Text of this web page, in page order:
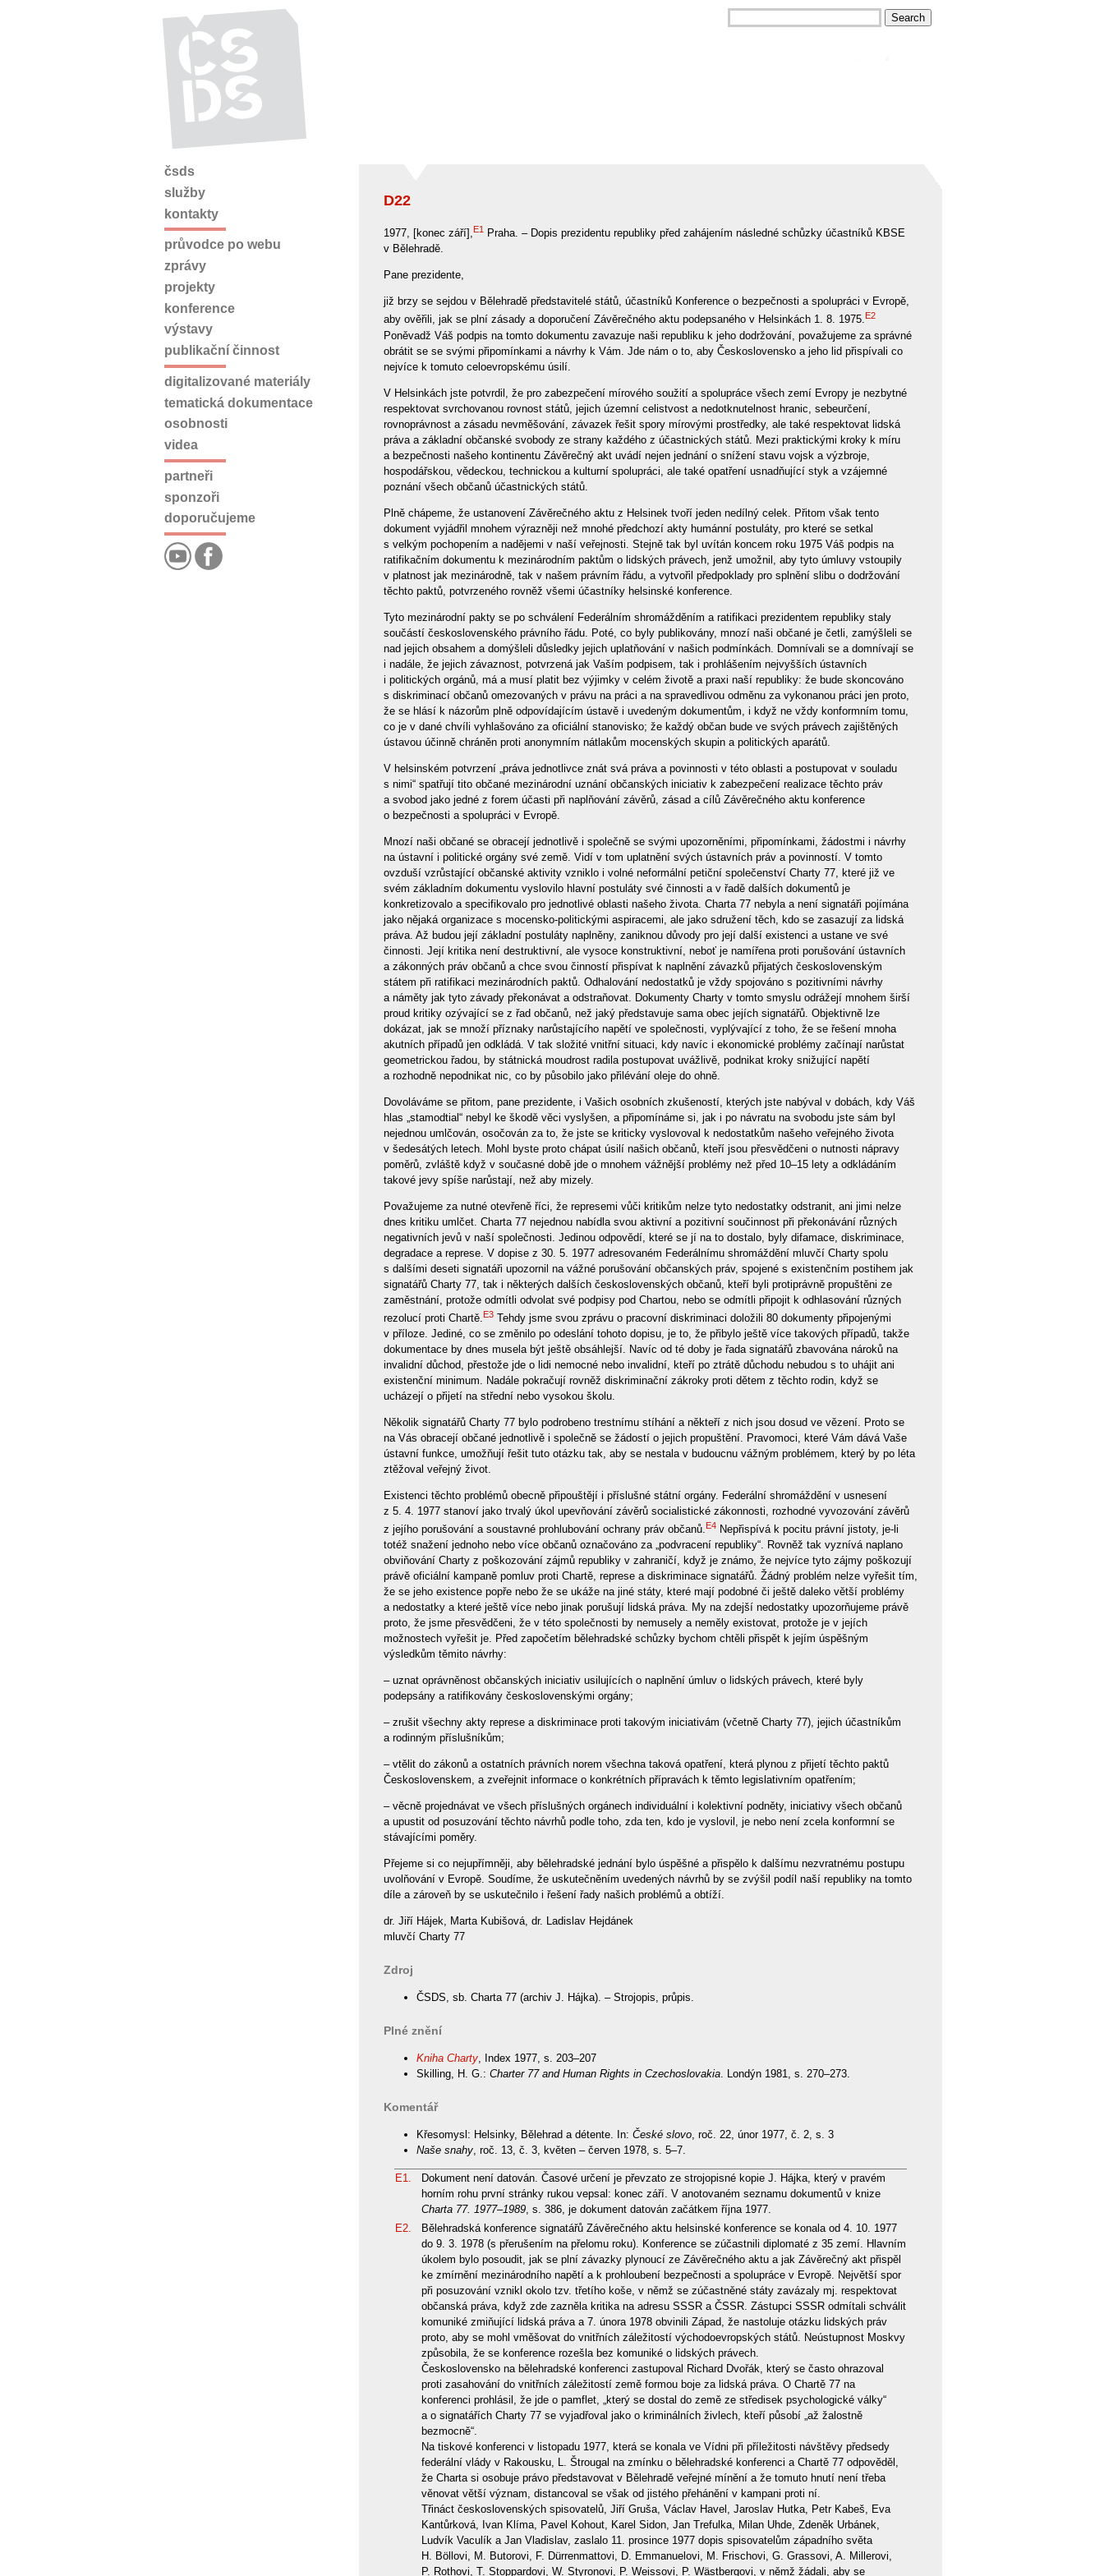
D22
1977, [konec září],E1
Praha. – Dopis prezidentu republiky před zahájením následné schůzky účastníků KBSE
v Bělehradě.
Pane prezidente,
již brzy se sejdou v Bělehradě představitelé států, účastníků Konference o bezpečnosti a spolupráci v Evropě,
aby ověřili, jak se plní zásady a doporučení Závěrečného aktu podepsaného v Helsinkách 1. 8. 1975. E2
Poněvadž Váš podpis na tomto dokumentu zavazuje naši republiku k jeho dodržování, považujeme za správné
obrátit se se svými připomínkami a návrhy k Vám. Jde nám o to, aby Československo a jeho lid přispívali co
nejvíce k tomuto celoevropskému úsilí.
V Helsinkách jste potvrdil, že pro zabezpečení mírového soužití a spolupráce všech zemí Evropy je nezbytné
respektovat svrchovanou rovnost států, jejich územní celistvost a nedotknutelnost hranic, sebeurčení,
rovnoprávnost a zásadu nevměšování, závazek řešit spory mírovými prostředky, ale také respektovat lidská
práva a základní občanské svobody ze strany každého z účastnických států. Mezi praktickými kroky k míru
a bezpečnosti našeho kontinentu Závěrečný akt uvádí nejen jednání o snížení stavu vojsk a výzbroje,
hospodářskou, vědeckou, technickou a kulturní spolupráci, ale také opatření usnadňující styk a vzájemné
poznání všech občanů účastnických států.
Plně chápeme, že ustanovení Závěrečného aktu z Helsinek tvoří jeden nedílný celek. Přitom však tento
dokument vyjádřil mnohem výrazněji než mnohé předchozí akty humánní postuláty, pro které se setkal
s velkým pochopením a nadějemi v naší veřejnosti. Stejně tak byl uvítán koncem roku 1975 Váš podpis na
ratifikačním dokumentu k mezinárodním paktům o lidských právech, jenž umožnil, aby tyto úmluvy vstoupily
v platnost jak mezinárodně, tak v našem právním řádu, a vytvořil předpoklady pro splnění slibu o dodržování
těchto paktů, potvrzeného rovněž všemi účastníky helsinské konference.
Tyto mezinárodní pakty se po schválení Federálním shromážděním a ratifikaci prezidentem republiky staly
součástí československého právního řádu. Poté, co byly publikovány, mnozí naši občané je četli, zamýšleli se
nad jejich obsahem a domýšleli důsledky jejich uplatňování v našich podmínkách. Domnívali se a domnívají se
i nadále, že jejich závaznost, potvrzená jak Vaším podpisem, tak i prohlášením nejvyšších ústavních
i politických orgánů, má a musí platit bez výjimky v celém životě a praxi naší republiky: že bude skoncováno
s diskriminací občanů omezovaných v právu na práci a na spravedlivou odměnu za vykonanou práci jen proto,
že se hlásí k názorům plně odpovídajícím ústavě i uvedeným dokumentům, i když ne vždy konformním tomu,
co je v dané chvíli vyhlašováno za oficiální stanovisko; že každý občan bude ve svých právech zajištěných
ústavou účinně chráněn proti anonymním nátlakům mocenských skupin a politických aparátů.
V helsinském potvrzení „práva jednotlivce znát svá práva a povinnosti v této oblasti a postupovat v souladu
s nimi“ spatřují tito občané mezinárodní uznání občanských iniciativ k zabezpečení realizace těchto práv
a svobod jako jedné z forem účasti při naplňování závěrů, zásad a cílů Závěrečného aktu konference
o bezpečnosti a spolupráci v Evropě.
Mnozí naši občané se obracejí jednotlivě i společně se svými upozorněními, připomínkami, žádostmi i návrhy
na ústavní i politické orgány své země. Vidí v tom uplatnění svých ústavních práv a povinností. V tomto
ovzduší vzrůstající občanské aktivity vzniklo i volné neformální petiční společenství Charty 77, které již ve
svém základním dokumentu vyslovilo hlavní postuláty své činnosti a v řadě dalších dokumentů je
konkretizovalo a specifikovalo pro jednotlivé oblasti našeho života. Charta 77 nebyla a není signatáři pojímána
jako nějaká organizace s mocensko-politickými aspiracemi, ale jako sdružení těch, kdo se zasazují za lidská
práva. Až budou její základní postuláty naplněny, zaniknou důvody pro její další existenci a ustane ve své
činnosti. Její kritika není destruktivní, ale vysoce konstruktivní, neboť je namířena proti porušování ústavních
a zákonných práv občanů a chce svou činností přispívat k naplnění závazků přijatých československým
státem při ratifikaci mezinárodních paktů. Odhalování nedostatků je vždy spojováno s pozitivními návrhy
a náměty jak tyto závady překonávat a odstraňovat. Dokumenty Charty v tomto smyslu odrážejí mnohem širší
proud kritiky ozývající se z řad občanů, než jaký představuje sama obec jejích signatářů. Objektivně lze
dokázat, jak se množí příznaky narůstajícího napětí ve společnosti, vyplývající z toho, že se řešení mnoha
akutních případů jen odkládá. V tak složité vnitřní situaci, kdy navíc i ekonomické problémy začínají narůstat
geometrickou řadou, by státnická moudrost radila postupovat uvážlivě, podnikat kroky snižující napětí
a rozhodně nepodnikat nic, co by působilo jako přilévání oleje do ohně.
Dovoláváme se přitom, pane prezidente, i Vašich osobních zkušeností, kterých jste nabýval v dobách, kdy Váš
hlas „stamodtial“ nebyl ke škodě věci vyslyšen, a připomínáme si, jak i po návratu na svobodu jste sám byl
nejednou umlčován, osočován za to, že jste se kriticky vyslovoval k nedostatkům našeho veřejného života
v šedesátých letech. Mohl byste proto chápat úsilí našich občanů, kteří jsou přesvědčeni o nutnosti nápravy
poměrů, zvláště když v současné době jde o mnohem vážnější problémy než před 10–15 lety a odkládáním
takové jevy spíše narůstají, než aby mizely.
Považujeme za nutné otevřeně říci, že represemi vůči kritikům nelze tyto nedostatky odstranit, ani jimi nelze
dnes kritiku umlčet. Charta 77 nejednou nabídla svou aktivní a pozitivní součinnost při překonávání různých
negativních jevů v naší společnosti. Jedinou odpovědí, které se jí na to dostalo, byly difamace, diskriminace,
degradace a represe. V dopise z 30. 5. 1977 adresovaném Federálnímu shromáždění mluvčí Charty spolu
s dalšími deseti signatáři upozornil na vážné porušování občanských práv, spojené s existenčním postihem jak
signatářů Charty 77, tak i některých dalších československých občanů, kteří byli protiprávně propuštěni ze
zaměstnání, protože odmítli odvolat své podpisy pod Chartou, nebo se odmítli připojit k odhlasování různých
rezolucí proti Chartě. E3 Tehdy jsme svou zprávu o pracovní diskriminaci doložili 80 dokumenty připojenými
v příloze. Jediné, co se změnilo po odeslání tohoto dopisu, je to, že přibylo ještě více takových případů, takže
dokumentace by dnes musela být ještě obsáhlejší. Navíc od té doby je řada signatářů zbavována nároků na
invalidní důchod, přestože jde o lidi nemocné nebo invalidní, kteří po ztrátě důchodu nebudou s to uhájit ani
existenční minimum. Nadále pokračují rovněž diskriminační zákroky proti dětem z těchto rodin, když se
ucházejí o přijetí na střední nebo vysokou školu.
Několik signatářů Charty 77 bylo podrobeno trestnímu stíhání a někteří z nich jsou dosud ve vězení. Proto se
na Vás obracejí občané jednotlivě i společně se žádostí o jejich propuštění. Pravomoci, které Vám dává Vaše
ústavní funkce, umožňují řešit tuto otázku tak, aby se nestala v budoucnu vážným problémem, který by po léta
ztěžoval veřejný život.
Existenci těchto problémů obecně připouštějí i příslušné státní orgány. Federální shromáždění v usnesení
z 5. 4. 1977 stanoví jako trvalý úkol upevňování závěrů socialistické zákonnosti, rozhodné vyvozování závěrů
z jejího porušování a soustavné prohlubování ochrany práv občanů.E4 Nepřispívá k pocitu právní jistoty, je-li
totéž snažení jednoho nebo více občanů označováno za „podvracení republiky“. Rovněž tak vyznívá naplano
obviňování Charty z poškozování zájmů republiky v zahraničí, když je známo, že nejvíce tyto zájmy poškozují
právě oficiální kampaně pomluv proti Chartě, represe a diskriminace signatářů. Žádný problém nelze vyřešit tím,
že se jeho existence popře nebo že se ukáže na jiné státy, které mají podobné či ještě daleko větší problémy
a nedostatky a které ještě více nebo jinak porušují lidská práva. My na zdejší nedostatky upozorňujeme právě
proto, že jsme přesvědčeni, že v této společnosti by nemusely a neměly existovat, protože je v jejích
možnostech vyřešit je. Před započetím bělehradské schůzky bychom chtěli přispět k jejím úspěšným
výsledkům těmito návrhy:
– uznat oprávněnost občanských iniciativ usilujících o naplnění úmluv o lidských právech, které byly
podepsány a ratifikovány československými orgány;
– zrušit všechny akty represe a diskriminace proti takovým iniciativám (včetně Charty 77), jejich účastníkům
a rodinným příslušníkům;
– vtělit do zákonů a ostatních právních norem všechna taková opatření, která plynou z přijetí těchto paktů
Československem, a zveřejnit informace o konkrétních přípravách k těmto legislativním opatřením;
– věcně projednávat ve všech příslušných orgánech individuální i kolektivní podněty, iniciativy všech občanů
a upustit od posuzování těchto návrhů podle toho, zda ten, kdo je vyslovil, je nebo není zcela konformní se
stávajícími poměry.
Přejeme si co nejupřímněji, aby bělehradské jednání bylo úspěšné a přispělo k dalšímu nezvratnému postupu
uvolňování v Evropě. Soudíme, že uskutečněním uvedených návrhů by se zvýšil podíl naší republiky na tomto
díle a zároveň by se uskutečnilo i řešení řady našich problémů a obtíží.
dr. Jiří Hájek, Marta Kubišová, dr. Ladislav Hejdánek
mluvčí Charty 77
Zdroj
ČSDS, sb. Charta 77 (archiv J. Hájka). – Strojopis, průpis.
Plné znění
Kniha Charty, Index 1977, s. 203–207
Skilling, H. G.: Charter 77 and Human Rights in Czechoslovakia. Londýn 1981, s. 270–273.
Komentář
Křesomysl: Helsinky, Bělehrad a détente. In: České slovo, roč. 22, únor 1977, č. 2, s. 3
Naše snahy, roč. 13, č. 3, květen – červen 1978, s. 5–7.
E1.
Dokument není datován. Časové určení je převzato ze strojopisné kopie J. Hájka, který v pravém
horním rohu první stránky rukou vepsal: konec září. V anotovaném seznamu dokumentů v knize
Charta 77. 1977–1989, s. 386, je dokument datován začátkem října 1977.
E2.
Bělehradská konference signatářů Závěrečného aktu helsinské konference se konala od 4. 10. 1977
do 9. 3. 1978 (s přerušením na přelomu roku). Konference se zúčastnili diplomaté z 35 zemí. Hlavním
úkolem bylo posoudit, jak se plní závazky plynoucí ze Závěrečného aktu a jak Závěrečný akt přispěl
ke zmírnění mezinárodního napětí a k prohloubení bezpečnosti a spolupráce v Evropě. Největší spor
při posuzování vznikl okolo tzv. třetího koše, v němž se zúčastněné státy zavázaly mj. respektovat
občanská práva, když zde zazněla kritika na adresu SSSR a ČSSR. Zástupci SSSR odmítali schválit
komuniké zmiňující lidská práva a 7. února 1978 obvinili Západ, že nastoluje otázku lidských práv
proto, aby se mohl vměšovat do vnitřních záležitostí východoevropských států. Neústupnost Moskvy
způsobila, že se konference rozešla bez komuniké o lidských právech.
Československo na bělehradské konferenci zastupoval Richard Dvořák, který se často ohrazoval
proti zasahování do vnitřních záležitostí země formou boje za lidská práva. O Chartě 77 na
konferenci prohlásil, že jde o pamflet, „který se dostal do země ze středisek psychologické války“
a o signatářích Charty 77 se vyjadřoval jako o kriminálních živlech, kteří působí „až žalostně
bezmocně“.
Na tiskové konferenci v listopadu 1977, která se konala ve Vídni při příležitosti návštěvy předsedy
federální vlády v Rakousku, L. Štrougal na zmínku o bělehradské konferenci a Chartě 77 odpověděl,
že Charta si osobuje právo představovat v Bělehradě veřejné mínění a že tomuto hnutí není třeba
věnovat větší význam, distancoval se však od jistého přehánění v kampani proti ní.
Třináct československých spisovatelů, Jiří Gruša, Václav Havel, Jaroslav Hutka, Petr Kabeš, Eva
Kantůrková, Ivan Klíma, Pavel Kohout, Karel Sidon, Jan Trefulka, Milan Uhde, Zdeněk Urbánek,
Ludvík Vaculík a Jan Vladislav, zaslalo 11. prosince 1977 dopis spisovatelům západního světa
H. Böllovi, M. Butorovi, F. Dürrenmattovi, D. Emmanuelovi, M. Frischovi, G. Grassovi, A. Millerovi,
P. Rothovi, T. Stoppardovi, W. Styronovi, P. Weissovi, P. Wästbergovi, v němž žádali, aby se
čsds
služby
kontakty
průvodce po webu
zprávy
projekty
konference
výstavy
publikační činnost
digitalizované materiály
tematická dokumentace
osobnosti
videa
partneři
sponzoři
doporučujeme